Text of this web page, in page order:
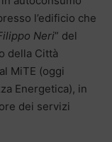
l’edificio che
Neri” del
della Città
MiTE (oggi
Energetica), in
dei servizi